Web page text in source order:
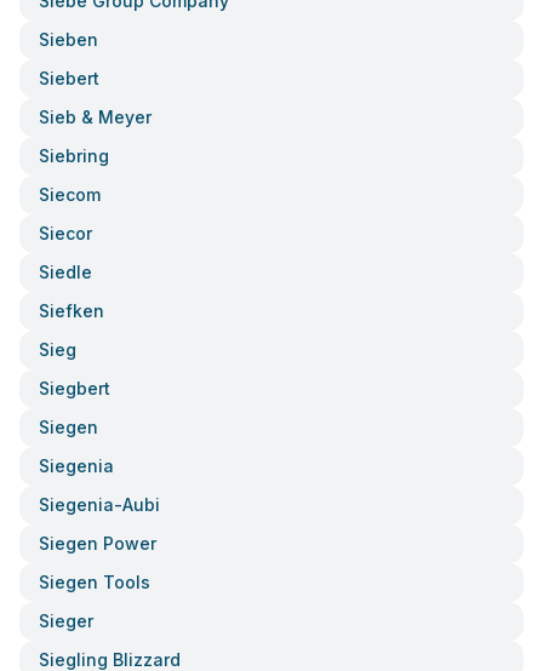
Sieben
Siebert
Sieb & Meyer
Siebring
Siecom
Siecor
Siedle
Siefken
Sieg
Siegbert
Siegen
Siegenia
Siegenia-Aubi
Siegen Power
Siegen Tools
Sieger
Siegling Blizzard